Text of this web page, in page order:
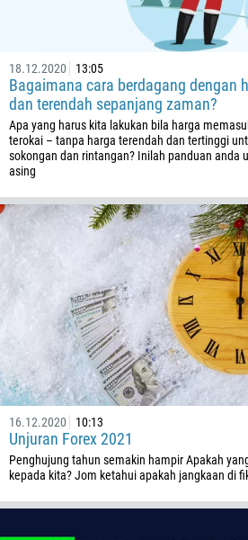
18.12.2020 13:05
Bagaimana cara berdagang dengan
dan terendah sepanjang zaman?
Apa yang harus kita lakukan bila harga
terokai – tanpa harga terendah dan tertinggi
sokongan dan rintangan? Inilah panduan anda
asing
16.12.2020 10:13
Unjuran Forex 2021
Penghujung tahun semakin hampir Apakah
kepada kita? Jom ketahui apakah jangkaan di